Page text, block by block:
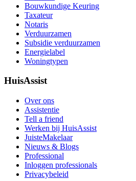
Bouwkundige Keuring
Taxateur
Notaris
Verduurzamen
Subsidie verduurzamen
Energielabel
Woningtypen
HuisAssist
Over ons
Assistentie
Tell a friend
Werken bij HuisAssist
JuisteMakelaar
Nieuws & Blogs
Professional
Inloggen professionals
Privacybeleid